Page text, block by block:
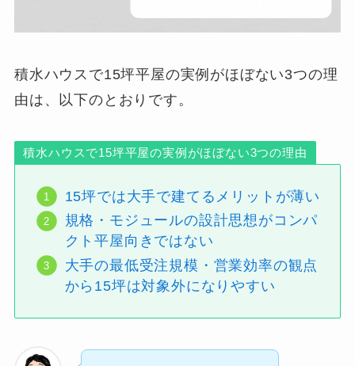
積水ハウスで15坪平屋の実例がほぼない3つの理
由は、以下のとおりです。
積水ハウスで15坪平屋の実例がほぼない3つの理由
15坪では大手で建てるメリットが薄い
規格・モジュールの設計思想がコンパ
クト平屋向きではない
大手の最低受注規模・営業効率の観点
から15坪は対象外になりやすい